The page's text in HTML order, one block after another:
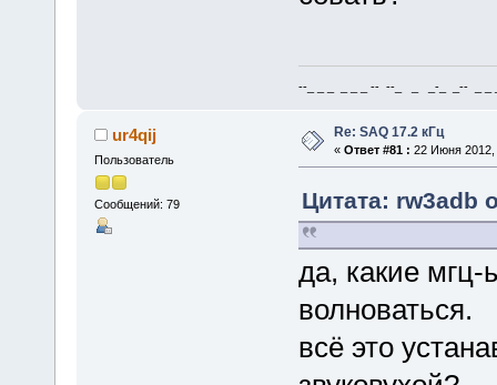
--_ _ _ _ _ _ -- --_ _ _-_ _-- _ _
ur4qij
Пользователь
Сообщений: 79
Re: SAQ 17.2 кГц
« Ответ #81 : 22 Июня 2012,
Цитата: rw3adb
да, какие мгц-
волноваться.
всё это